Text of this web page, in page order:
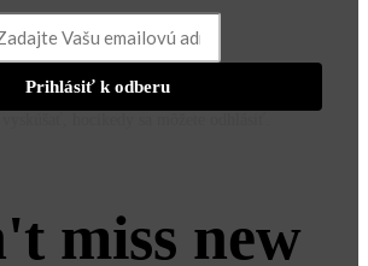
Prihlásiť k odberu
miss new